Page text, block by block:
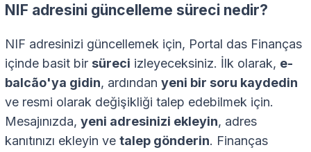
NIF adresini güncelleme süreci nedir?
NIF adresinizi güncellemek için, Portal das Finanças
içinde basit bir süreci izleyeceksiniz. İlk olarak, e-
balcão'ya gidin, ardından yeni bir soru kaydedin
ve resmi olarak değişikliği talep edebilmek için.
Mesajınızda, yeni adresinizi ekleyin, adres
kanıtınızı ekleyin ve talep gönderin. Finanças